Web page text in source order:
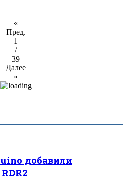
«
Пред.
1
/
39
Далее
»
добавили